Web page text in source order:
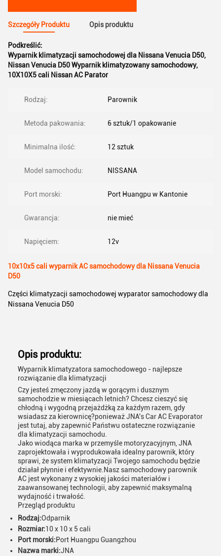
Szczegóły Produktu Opis produktu
Podkreślić:
Wyparnik klimatyzacji samochodowej dla Nissana Venucia D50,
Nissan Venucia D50 Wyparnik klimatyzowany samochodowy,
10X10X5 cali Nissan AC Parator
Rodzaj: Parownik
Metoda pakowania: 6 sztuk/1 opakowanie
Minimalna ilość: 12 sztuk
Model samochodu: NISSANA
Port morski: Port Huangpu w Kantonie
Gwarancja: nie mieć
Napięciem: 12v
10x10x5 cali wyparnik AC samochodowy dla Nissana Venucia
D50
Części klimatyzacji samochodowej wyparator samochodowy dla
Nissana Venucia D50
Opis produktu:
Wyparnik klimatyzatora samochodowego - najlepsze
rozwiązanie dla klimatyzacji
Czy jesteś zmęczony jazdą w gorącym i dusznym
samochodzie w miesiącach letnich? Chcesz cieszyć się
chłodną i wygodną przejażdżką za każdym razem, gdy
wsiadasz za kierownicę?ponieważ JNA's Car AC Evaporator
jest tutaj, aby zapewnić Państwu ostateczne rozwiązanie
dla klimatyzacji samochodu.
Jako wiodąca marka w przemyśle motoryzacyjnym, JNA
zaprojektowała i wyprodukowała idealny parownik, który
sprawi, że system klimatyzacji Twojego samochodu będzie
działał płynnie i efektywnie.Nasz samochodowy parownik
AC jest wykonany z wysokiej jakości materiałów i
zaawansowanej technologii, aby zapewnić maksymalną
wydajność i trwałość.
Przegląd produktu
Rodzaj:Odparnik
Rozmiar:10 x 10 x 5 cali
Port morski:Port Huangpu Guangzhou
Nazwa marki:JNA